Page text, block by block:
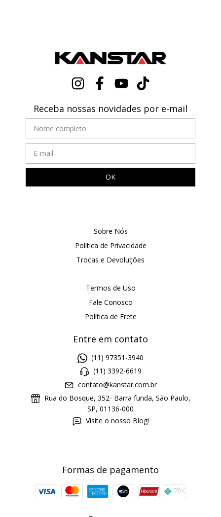
Receba nossas novidades por e-mail
Sobre Nós
Política de Privacidade
Trocas e Devoluções
Termos de Uso
Fale Conosco
Política de Frete
Entre em contato
(11) 97351-3940
(11) 3392-6619
contato@kanstar.com.br
Rua do Bosque, 352- Barra funda, São Paulo,
SP, 01136-000
Visite o nosso Blog!
Formas de pagamento